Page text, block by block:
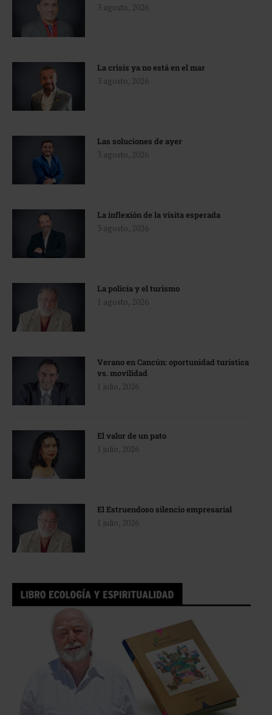
3 agosto, 2026
La crisis ya no está en el mar
3 agosto, 2026
Las soluciones de ayer
3 agosto, 2026
La inflexión de la visita esperada
3 agosto, 2026
La policía y el turismo
1 agosto, 2026
Verano en Cancún: oportunidad turística
vs. movilidad
1 julio, 2026
El valor de un pato
1 julio, 2026
El Estruendoso silencio empresarial
1 julio, 2026